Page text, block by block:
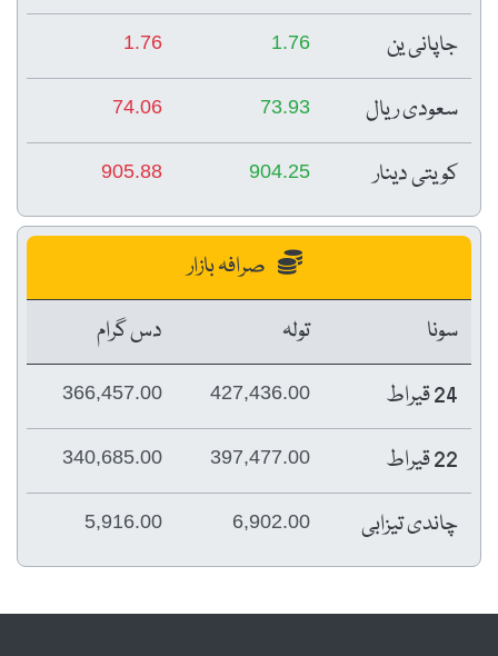
جاپانی ین 1.76
1.76
سعودی ریال 73.93
74.06
کویتی دینار 904.25
905.88
صرافہ بازار
سونا
تولہ
دس گرام
24 قیراط
427,436.00
366,457.00
22 قیراط 397,477.00
340,685.00
چاندی تیزابی 6,902.00
5,916.00